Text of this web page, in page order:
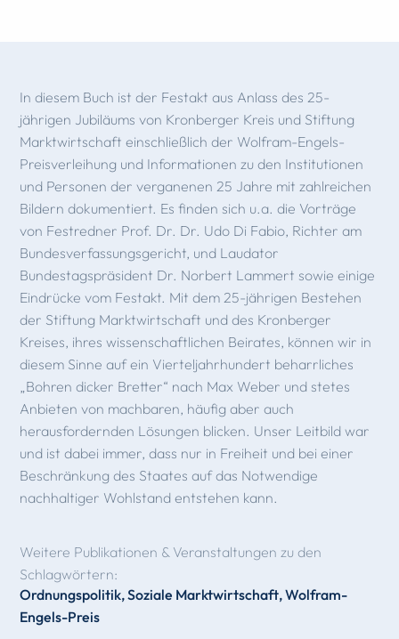
In diesem Buch ist der Festakt aus Anlass des 25-
jährigen Jubiläums von Kronberger Kreis und Stiftung
Marktwirtschaft einschließlich der Wolfram-Engels-
Preisverleihung und Informationen zu den Institutionen
und Personen der verganenen 25 Jahre mit zahlreichen
Bildern dokumentiert. Es finden sich u.a. die Vorträge
von Festredner Prof. Dr. Dr. Udo Di Fabio, Richter am
Bundesverfassungsgericht, und Laudator
Bundestagspräsident Dr. Norbert Lammert sowie einige
Eindrücke vom Festakt. Mit dem 25-jährigen Bestehen
der Stiftung Marktwirtschaft und des Kronberger
Kreises, ihres wissenschaftlichen Beirates, können wir in
diesem Sinne auf ein Vierteljahrhundert beharrliches
„Bohren dicker Bretter“ nach Max Weber und stetes
Anbieten von machbaren, häufig aber auch
herausfordernden Lösungen blicken. Unser Leitbild war
und ist dabei immer, dass nur in Freiheit und bei einer
Beschränkung des Staates auf das Notwendige
nachhaltiger Wohlstand entstehen kann.
Weitere Publikationen & Veranstaltungen zu den
Schlagwörtern:
Ordnungspolitik,Soziale Marktwirtschaft,Wolfram-
Engels-Preis